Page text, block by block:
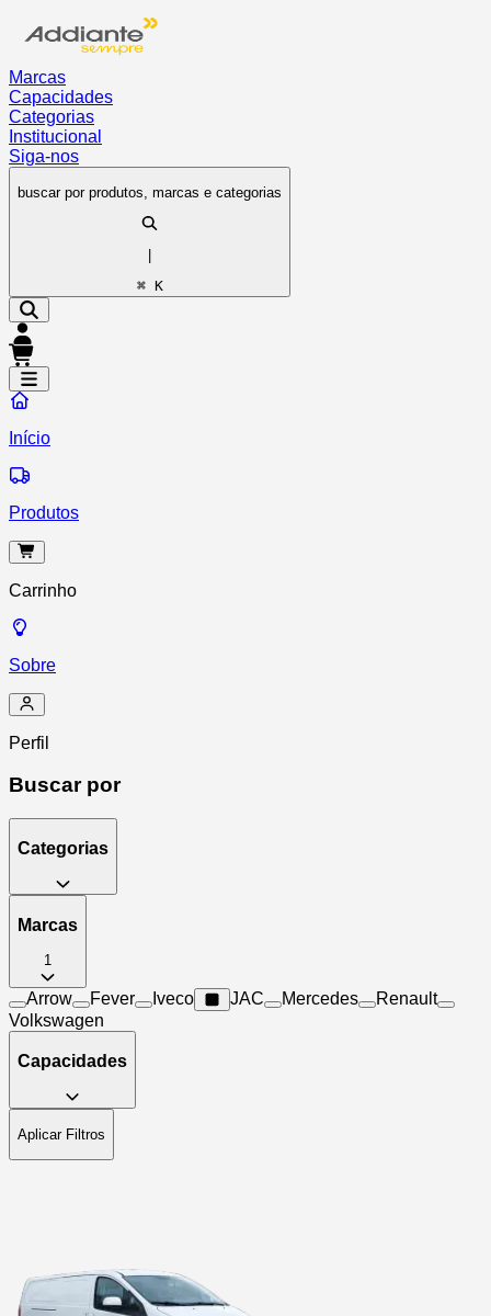
Marcas
Capacidades
Categorias
Institucional
Siga-nos
buscar por produtos, marcas e categorias
⌘ K
Início
Produtos
Carrinho
Sobre
Perfil
Buscar por
Categorias
Marcas
1
Arrow Fever Iveco JAC Mercedes
Renault
Volkswagen
Capacidades
Aplicar Filtros